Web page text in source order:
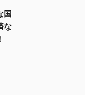
国
な